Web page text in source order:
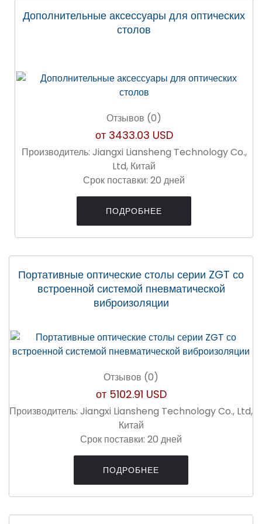
Дополнительные аксессуары для оптических
столов
Отзывов (0)
от 3433.03 USD
Производитель: Jiangxi Liansheng Technology Co.,
Ltd, Китай
Срок поставки: 20 дней
ПОДРОБНЕЕ
Портативные оптические столы серии ZGT со
встроенной системой пневматической
виброизоляции
Отзывов (0)
от 5102.91 USD
Производитель: Jiangxi Liansheng Technology Co., Ltd,
Китай
Срок поставки: 20 дней
ПОДРОБНЕЕ